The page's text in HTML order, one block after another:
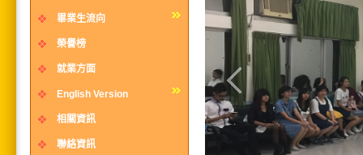
畢業生流向
榮譽榜
就業方面
English Version
相關資訊
聯絡資訊